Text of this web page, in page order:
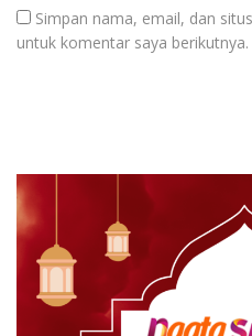
Simpan nama, email, dan
untuk komentar saya berikutnya.